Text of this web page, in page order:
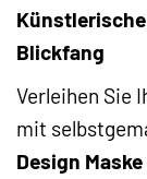
Blickfang
Verleihen Sie
mit
Design Maske